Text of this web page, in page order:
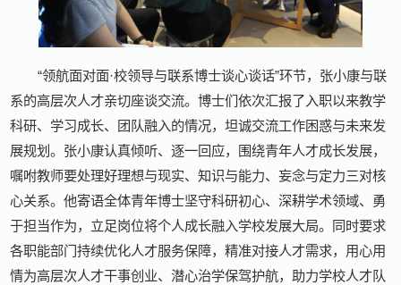
“领航面对面·校领导与联系博士谈心谈话”环节，张小康与联
系的高层次人才亲切座谈交流。博士们依次汇报了入职以来教学
科研、学习成长、团队融入的情况，坦诚交流工作困惑与未来发
展规划。张小康认真倾听、逐一回应，围绕青年人才成长发展，
嘱咐教师要处理好理想与现实、知识与能力、妄念与定力三对核
心关系。他寄语全体青年博士坚守科研初心、深耕学术领域、勇
于担当作为，立足岗位将个人成长融入学校发展大局。同时要求
各职能部门持续优化人才服务保障，精准对接人才需求，用心用
情为高层次人才干事创业、潜心治学保驾护航，助力学校人才队